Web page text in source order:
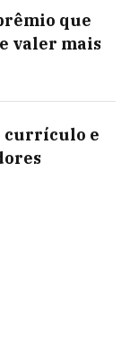
que
valer mais
currículo e